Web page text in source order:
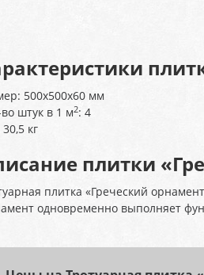
500х500х60 мм
штук в 1 м2: 4
кг
плитки
плитка «Греческий
одновременно выполняет